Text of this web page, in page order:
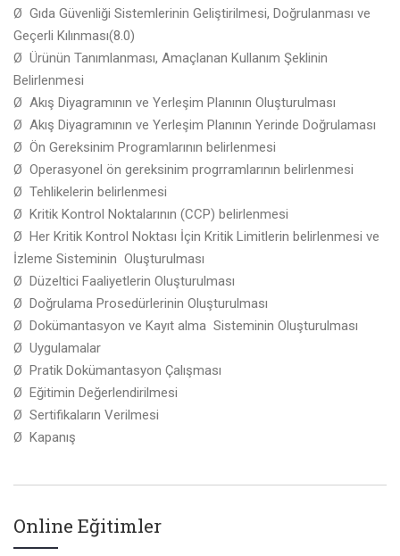
Ø Gıda Güvenliği Sistemlerinin Geliştirilmesi, Doğrulanması ve
Geçerli Kılınması(8.0)
Ø Ürünün Tanımlanması, Amaçlanan Kullanım Şeklinin
Belirlenmesi
Ø Akış Diyagramının ve Yerleşim Planının Oluşturulması
Ø Akış Diyagramının ve Yerleşim Planının Yerinde Doğrulaması
Ø Ön Gereksinim Programlarının belirlenmesi
Ø Operasyonel ön gereksinim progrramlarının belirlenmesi
Ø Tehlikelerin belirlenmesi
Ø Kritik Kontrol Noktalarının (CCP) belirlenmesi
Ø Her Kritik Kontrol Noktası İçin Kritik Limitlerin belirlenmesi ve
İzleme Sisteminin Oluşturulması
Ø Düzeltici Faaliyetlerin Oluşturulması
Ø Doğrulama Prosedürlerinin Oluşturulması
Ø Dokümantasyon ve Kayıt alma Sisteminin Oluşturulması
Ø Uygulamalar
Ø Pratik Dokümantasyon Çalışması
Ø Eğitimin Değerlendirilmesi
Ø Sertifikaların Verilmesi
Ø Kapanış
Online Eğitimler